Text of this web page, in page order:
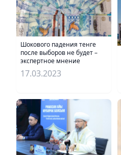
Шокового падения тенге
после выборов не будет –
экспертное мнение
17.03.2023